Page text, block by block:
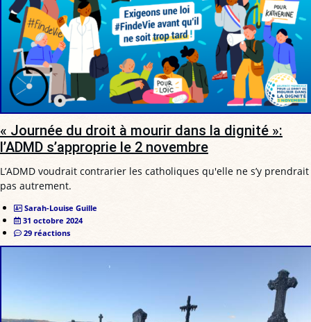
« Journée du droit à mourir dans la dignité »:
l’ADMD s’approprie le 2 novembre
L’ADMD voudrait contrarier les catholiques qu'elle ne s’y prendrait
pas autrement.
Sarah-Louise Guille
31 octobre 2024
29 réactions